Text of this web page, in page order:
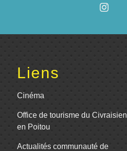
Liens
Cinéma
Office de tourisme du Civraisien
en Poitou
Actualités communauté de